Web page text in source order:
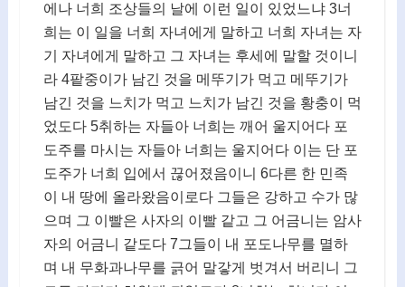
에나 너희 조상들의 날에 이런 일이 있었느냐 3너
희는 이 일을 너희 자녀에게 말하고 너희 자녀는 자
기 자녀에게 말하고 그 자녀는 후세에 말할 것이니
라 4팥중이가 남긴 것을 메뚜기가 먹고 메뚜기가
남긴 것을 느치가 먹고 느치가 남긴 것을 황충이 먹
었도다 5취하는 자들아 너희는 깨어 울지어다 포
도주를 마시는 자들아 너희는 울지어다 이는 단 포
도주가 너희 입에서 끊어졌음이니 6다른 한 민족
이 내 땅에 올라왔음이로다 그들은 강하고 수가 많
으며 그 이빨은 사자의 이빨 같고 그 어금니는 암사
자의 어금니 같도다 7그들이 내 포도나무를 멸하
며 내 무화과나무를 긁어 말갛게 벗겨서 버리니 그